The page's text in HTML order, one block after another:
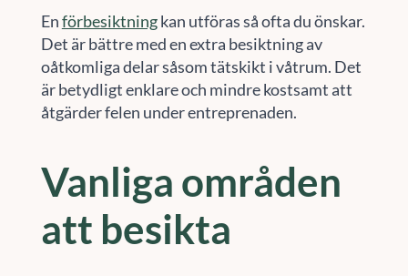
Enförbesiktningkan utföras så ofta du önskar.
Det är bättre med en extra besiktning av
oåtkomliga delar såsom tätskikt i våtrum. Det
är betydligt enklare och mindre kostsamt att
åtgärder felen under entreprenaden.
Vanliga områden
att besikta